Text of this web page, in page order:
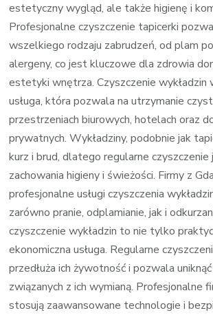
estetyczny wygląd, ale także higienę i
Profesjonalne czyszczenie tapicerki
wszelkiego rodzaju zabrudzeń, od plam
alergeny, co jest kluczowe dla zdrowia
estetyki wnętrza. Czyszczenie wykładzin
usługa, która pozwala na utrzymanie
przestrzeniach biurowych, hotelach oraz
prywatnych. Wykładziny, podobnie jak
kurz i brud, dlatego regularne
zachowania higieny i świeżości. Firmy z
profesjonalne usługi czyszczenia
zarówno pranie, odplamianie, jak i
czyszczenie wykładzin to nie tylko
ekonomiczna usługa. Regularne
przedłuża ich żywotność i pozwala
związanych z ich wymianą. Profesjonalne
stosują zaawansowane technologie i